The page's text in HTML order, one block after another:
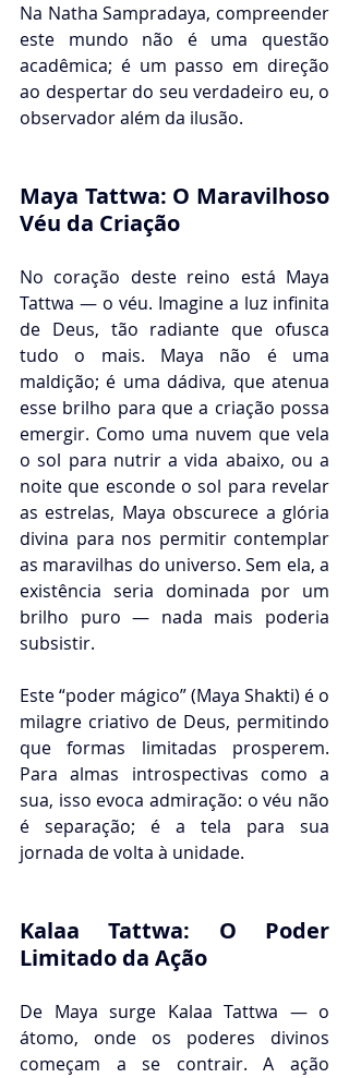
Na Natha Sampradaya, compreender
este mundo não é uma questão
acadêmica; é um passo em direção
ao despertar do seu verdadeiro eu, o
observador além da ilusão.
Maya Tattwa: O Maravilhoso
Véu da Criação
No coração deste reino está Maya
Tattwa — o véu. Imagine a luz infinita
de Deus, tão radiante que ofusca
tudo o mais. Maya não é uma
maldição; é uma dádiva, que atenua
esse brilho para que a criação possa
emergir. Como uma nuvem que vela
o sol para nutrir a vida abaixo, ou a
noite que esconde o sol para revelar
as estrelas, Maya obscurece a glória
divina para nos permitir contemplar
as maravilhas do universo. Sem ela, a
existência seria dominada por um
brilho puro — nada mais poderia
subsistir.
Este “poder mágico” (Maya Shakti) é o
milagre criativo de Deus, permitindo
que formas limitadas prosperem.
Para almas introspectivas como a
sua, isso evoca admiração: o véu não
é separação; é a tela para sua
jornada de volta à unidade.
Kalaa Tattwa: O Poder
Limitado da Ação
De Maya surge Kalaa Tattwa — o
átomo, onde os poderes divinos
começam a se contrair. A ação